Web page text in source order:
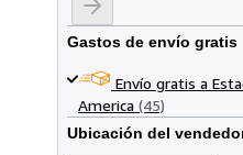
Gastos de envío gratis
Envío gratis a
America (45)
Ubicación del